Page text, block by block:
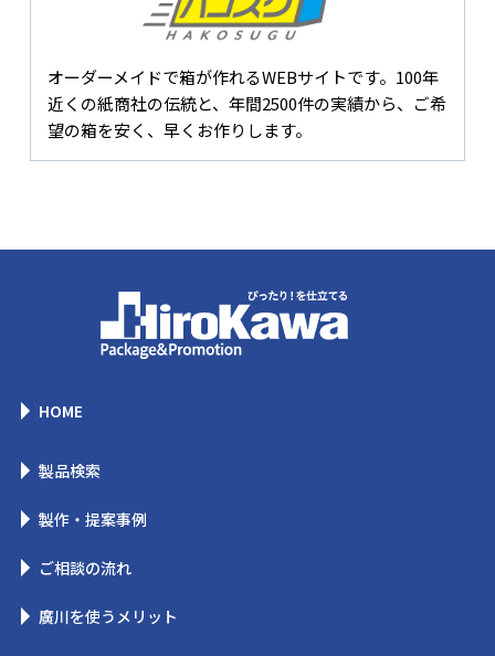
オーダーメイドで箱が作れるWEBサイトです。100年
近くの紙商社の伝統と、年間2500件の実績から、ご希
望の箱を安く、早くお作りします。
HOME
製品検索
製作・提案事例
ご相談の流れ
廣川を使うメリット